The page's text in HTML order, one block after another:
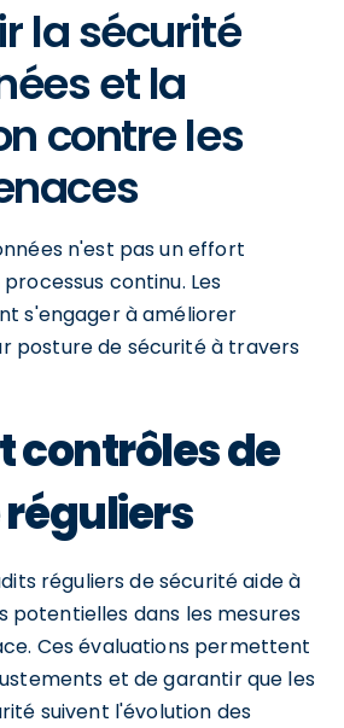
la sécurité
et la
contre les
n'est pas un effort
continu. Les
s'engager à améliorer
posture de sécurité à travers
contrôles de
réguliers de sécurité aide à
potentielles dans les mesures
Ces évaluations permettent
et de garantir que les
suivent l'évolution des